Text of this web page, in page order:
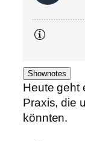
Shownotes
Heute geht
Praxis, die
könnten.